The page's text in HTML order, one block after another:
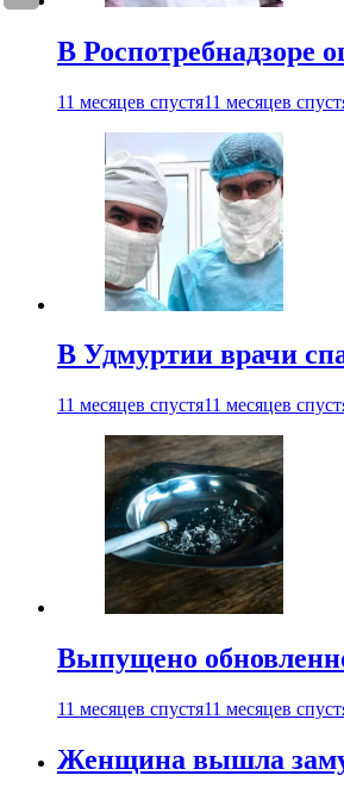
В Роспотребнадзоре
11 месяцев спустя11 месяцев
В Удмуртии врачи
11 месяцев спустя11 месяцев
Выпущено
11 месяцев спустя11 месяцев
Женщина вышла